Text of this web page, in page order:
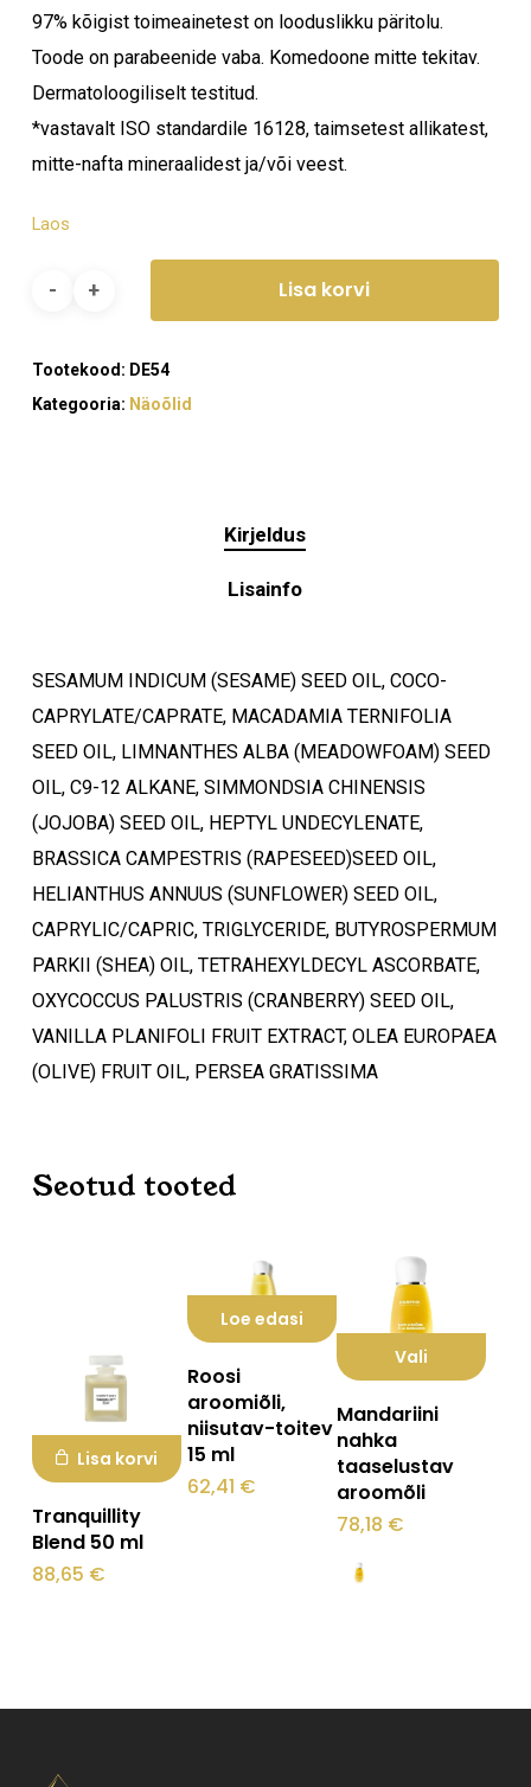
Ostukorvis ei ole tooteid.
Mine poodi
97% kõigist toimeainetest on looduslikku päritolu.
Toode on parabeenide vaba. Komedoone mitte tekitav.
Dermatoloogiliselt testitud.
*vastavalt ISO standardile 16128, taimsetest allikatest,
mitte-nafta mineraalidest ja/või veest.
Laos
Lisa korvi
Tootekood: DE54
Kategooria: Näoõlid
Kirjeldus
Lisainfo
SESAMUM INDICUM (SESAME) SEED OIL, COCO-
CAPRYLATE/CAPRATE, MACADAMIA TERNIFOLIA
SEED OIL, LIMNANTHES ALBA (MEADOWFOAM) SEED
OIL, C9-12 ALKANE, SIMMONDSIA CHINENSIS
(JOJOBA) SEED OIL, HEPTYL UNDECYLENATE,
BRASSICA CAMPESTRIS (RAPESEED)SEED OIL,
HELIANTHUS ANNUUS (SUNFLOWER) SEED OIL,
CAPRYLIC/CAPRIC, TRIGLYCERIDE, BUTYROSPERMUM
PARKII (SHEA) OIL, TETRAHEXYLDECYL ASCORBATE,
OXYCOCCUS PALUSTRIS (CRANBERRY) SEED OIL,
VANILLA PLANIFOLI FRUIT EXTRACT, OLEA EUROPAEA
(OLIVE) FRUIT OIL, PERSEA GRATISSIMA
Seotud tooted
Lisa korvi
Tranquillity
Blend 50 ml
88,65 €
Loe edasi
Roosi
aroomiõli,
niisutav-toitev
15 ml
62,41 €
Vali
tootel
on
mitu
varianti.
Valikuid
Mandariini
nahka
taaselustav
aroomõli
78,18 €